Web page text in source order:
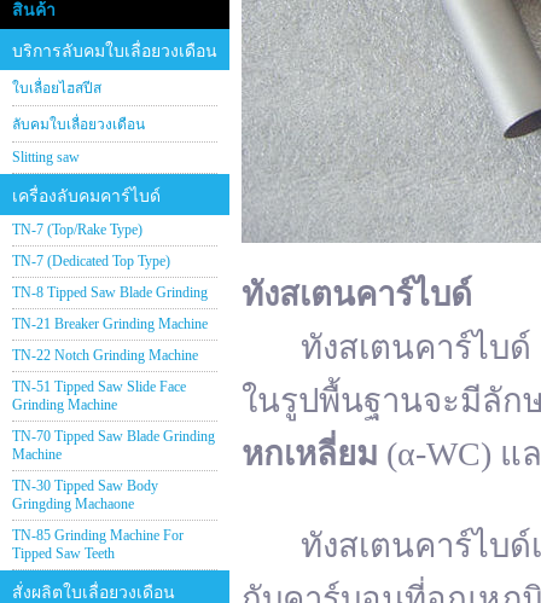
สินค้า
บริการลับคมใบเลื่อยวงเดือน
ใบเลื่อยไฮสปีส
ลับคมใบเลื่อยวงเดือน
Slitting saw
เครื่องลับคมคาร์ไบด์
TN-7 (Top/Rake Type)
TN-7 (Dedicated Top Type)
TN-8 Tipped Saw Blade Grinding
TN-21 Breaker Grinding Machine
TN-22 Notch Grinding Machine
TN-51 Tipped Saw Slide Face
Grinding Machine
TN-70 Tipped Saw Blade Grinding
Machine
TN-30 Tipped Saw Body
Gringding Machaone
TN-85 Grinding Machine For
Tipped Saw Teeth
สั่งผลิตใบเลื่อยวงเดือน
ทังสเตนคาร์ไบด์
ทังสเตนคาร์ไบด์ (
ในรูปพื้นฐานจะมีลัก
หกเหลี่ยม (α-WC) แ
ทังสเตนคาร์ไบด์เ